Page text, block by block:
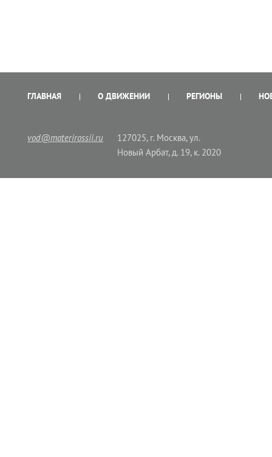
ГЛАВНАЯ О ДВИЖЕНИИ РЕГИОНЫ
vod@materirossii.ru
127025, г. Москва, ул.
Новый Арбат, д. 19, к. 2020